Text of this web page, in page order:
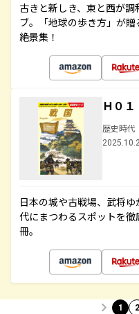
古きと新しき、東と西が
ブ。「地球の歩き方」が
絶景集！
Ｈ０
歴史時代
日本の城や古戦場、武将
代にまつわるスポットを
冊。
1 2